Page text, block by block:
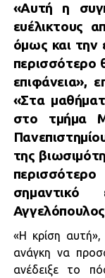
«Αυτή η
ευέλικτους
όμως και την
περισσότερο
επιφάνεια»,
«Στα
στο τμήμα
της
«Η κρίση αυτή»,
ανάγκη να
ανέδειξε το